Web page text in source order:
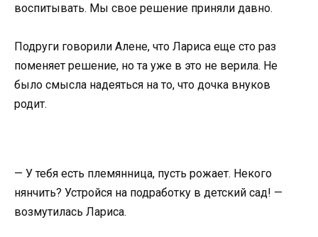
воспитывать. Мы свое решение приняли давно.
Подруги говорили Алене, что Лариса еще сто раз
поменяет решение, но та уже в это не верила. Не
было смысла надеяться на то, что дочка внуков
родит.
— У тебя есть племянница, пусть рожает. Некого
нянчить? Устройся на подработку в детский сад! —
возмутилась Лариса.